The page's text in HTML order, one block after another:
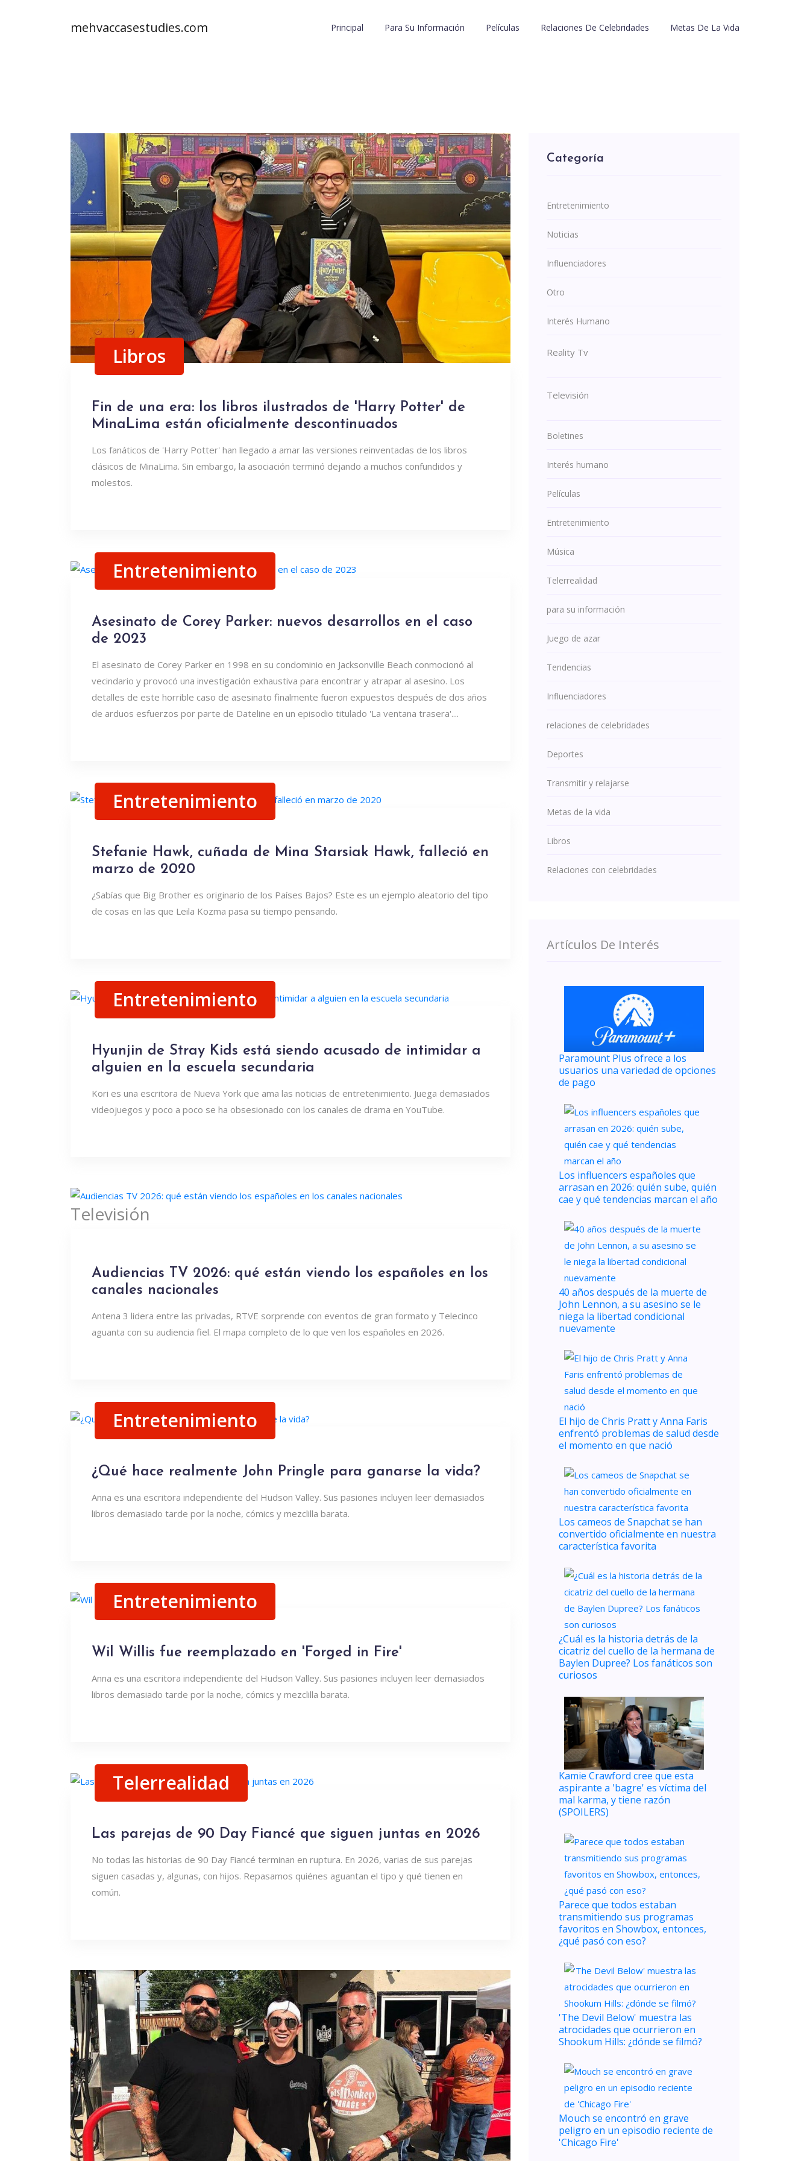
mehvaccasestudies.com Principal Para Su Información Películas Relaciones De Celebridades Metas De La Vida
Libros
Fin de una era: los libros ilustrados de 'Harry Potter' de
MinaLima están oficialmente descontinuados
Los fanáticos de 'Harry Potter' han llegado a amar las versiones reinventadas de los libros
clásicos de MinaLima. Sin embargo, la asociación terminó dejando a muchos confundidos y
molestos.
Entretenimiento
Asesinato de Corey Parker: nuevos desarrollos en el caso
de 2023
El asesinato de Corey Parker en 1998 en su condominio en Jacksonville Beach conmocionó al
vecindario y provocó una investigación exhaustiva para encontrar y atrapar al asesino. Los
detalles de este horrible caso de asesinato finalmente fueron expuestos después de dos años
de arduos esfuerzos por parte de Dateline en un episodio titulado 'La ventana trasera'....
Entretenimiento
Stefanie Hawk, cuñada de Mina Starsiak Hawk, falleció en
marzo de 2020
¿Sabías que Big Brother es originario de los Países Bajos? Este es un ejemplo aleatorio del tipo
de cosas en las que Leila Kozma pasa su tiempo pensando.
Entretenimiento
Hyunjin de Stray Kids está siendo acusado de intimidar a
alguien en la escuela secundaria
Kori es una escritora de Nueva York que ama las noticias de entretenimiento. Juega demasiados
videojuegos y poco a poco se ha obsesionado con los canales de drama en YouTube.
Televisión
Audiencias TV 2026: qué están viendo los españoles en los
canales nacionales
Antena 3 lidera entre las privadas, RTVE sorprende con eventos de gran formato y Telecinco
aguanta con su audiencia fiel. El mapa completo de lo que ven los españoles en 2026.
Entretenimiento
¿Qué hace realmente John Pringle para ganarse la vida?
Anna es una escritora independiente del Hudson Valley. Sus pasiones incluyen leer demasiados
libros demasiado tarde por la noche, cómics y mezclilla barata.
Entretenimiento
Wil Willis fue reemplazado en 'Forged in Fire'
Anna es una escritora independiente del Hudson Valley. Sus pasiones incluyen leer demasiados
libros demasiado tarde por la noche, cómics y mezclilla barata.
Telerrealidad
Las parejas de 90 Day Fiancé que siguen juntas en 2026
No todas las historias de 90 Day Fiancé terminan en ruptura. En 2026, varias de sus parejas
siguen casadas y, algunas, con hijos. Repasamos quiénes aguantan el tipo y qué tienen en
común.
Categoría
Entretenimiento
Noticias
Influenciadores
Otro
Interés Humano
Reality Tv
Televisión
Boletines
Interés humano
Películas
Entretenimiento
Música
Telerrealidad
para su información
Juego de azar
Tendencias
Influenciadores
relaciones de celebridades
Deportes
Transmitir y relajarse
Metas de la vida
Libros
Relaciones con celebridades
Artículos De Interés
Paramount Plus ofrece a los
usuarios una variedad de opciones
de pago
Los influencers españoles que
arrasan en 2026: quién sube, quién
cae y qué tendencias marcan el año
40 años después de la muerte de
John Lennon, a su asesino se le
niega la libertad condicional
nuevamente
El hijo de Chris Pratt y Anna Faris
enfrentó problemas de salud desde
el momento en que nació
Los cameos de Snapchat se han
convertido oficialmente en nuestra
característica favorita
¿Cuál es la historia detrás de la
cicatriz del cuello de la hermana de
Baylen Dupree? Los fanáticos son
curiosos
Kamie Crawford cree que esta
aspirante a 'bagre' es víctima del
mal karma, y ​​tiene razón
(SPOILERS)
Parece que todos estaban
transmitiendo sus programas
favoritos en Showbox, entonces,
¿qué pasó con eso?
'The Devil Below' muestra las
atrocidades que ocurrieron en
Shookum Hills: ¿dónde se filmó?
Mouch se encontró en grave
peligro en un episodio reciente de
'Chicago Fire'